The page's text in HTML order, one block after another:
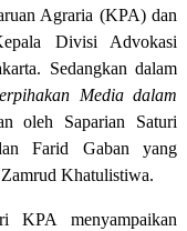
Agraria (KPA) dan
Divisi Advokasi
Sedangkan dalam
Media dalam
oleh Saparian Saturi
Farid Gaban yang
Khatulistiwa.
KPA menyampaikan